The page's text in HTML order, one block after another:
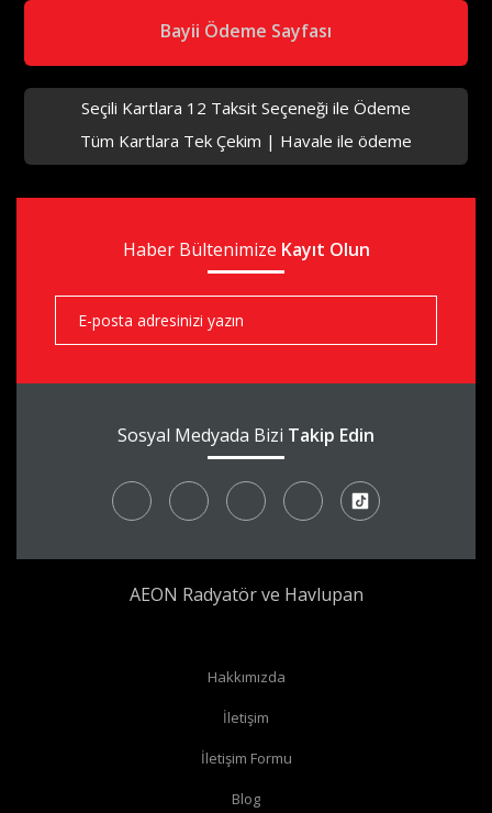
aks
Radyatör borularınız yerden çıkıyor ve radyatörünüzün yan
Radyatör borularınız yerden çıkıyor ve radyatörünüzün alt
düz vanaalabilirsiniz.
Radyatör borularınız duvardan çıkıyor ve radyatörün yan
Bayii Ödeme Sayfası
Seçili Kartlara 12 Taksit Seçeneği ile Ödeme
Tüm Kartlara Tek Çekim | Havale ile ödeme
Haber Bültenimize Kayıt Olun
Sosyal Medyada Bizi Takip Edin
AEON Radyatör ve Havlupan
Hakkımızda
İletişim
İletişim Formu
Blog